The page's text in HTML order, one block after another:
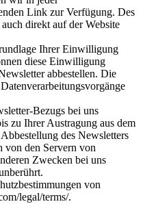
Link zur Verfügung. Des
direkt auf der Website
Ihrer Einwilligung
diese Einwilligung
abbestellen. Die
Bezugs bei uns
zu Ihrer Austragung aus dem
des Newsletters
von den Servern von
Zwecken bei uns
von
legal/terms/.